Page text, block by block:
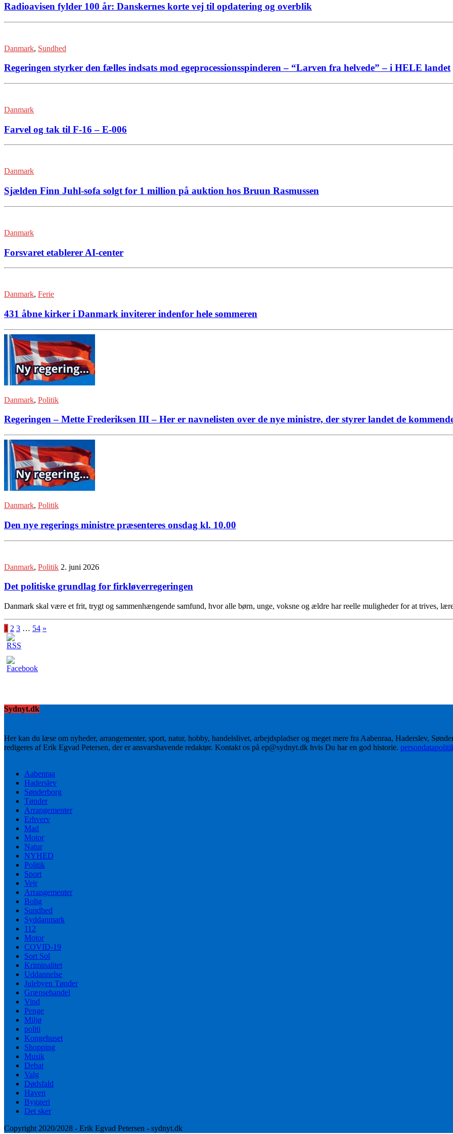
Radioavisen fylder 100 år: Danskernes korte vej til opdatering og overblik
Danmark, Sundhed
Regeringen styrker den fælles indsats mod egeprocessionsspinderen – “Larven fra helvede” – i HELE landet
Danmark
Farvel og tak til F-16 – E-006
Danmark
Sjælden Finn Juhl-sofa solgt for 1 million på auktion hos Bruun Rasmussen
Danmark
Forsvaret etablerer AI-center
Danmark, Ferie
431 åbne kirker i Danmark inviterer indenfor hele sommeren
Danmark, Politik
Regeringen – Mette Frederiksen III – Her er navnelisten over de nye ministre, der styrer landet de
Danmark, Politik
Den nye regerings ministre præsenteres onsdag kl. 10.00
Danmark, Politik 2. juni 2026
Det politiske grundlag for firkløverregeringen
Danmark skal være et frit, trygt og sammenhængende samfund, hvor alle børn, unge, voksne og ældre har reelle muligheder for at trives,
1 2 3 … 54 »
Sydnyt.dk
Her kan du læse om nyheder, arrangementer, sport, natur, hobby, handelslivet, arbejdspladser og meget mere fra Aabenraa, Haderslev,
redigeres af Erik Egvad Petersen, der er ansvarshavende redaktør. Kontakt os på ep@sydnyt.dk hvis Du har en god historie.
Aabenraa
Haderslev
Sønderborg
Tønder
Arrangementer
Erhverv
Mad
Motor
Natur
NYHED
Politik
Sport
Vejr
Arrangementer
Bolig
Sundhed
Syddanmark
112
Motor
COVID-19
Sort Sol
Kriminalitet
Uddannelse
Julebyen Tønder
Grænsehandel
Vind
Penge
Miljø
politi
Kongehuset
Shopping
Musik
Debat
Valg
Dødsfald
Haven
Byggeri
Det sker
Copyright 2020/2028 - Erik Egvad Petersen - sydnyt.dk